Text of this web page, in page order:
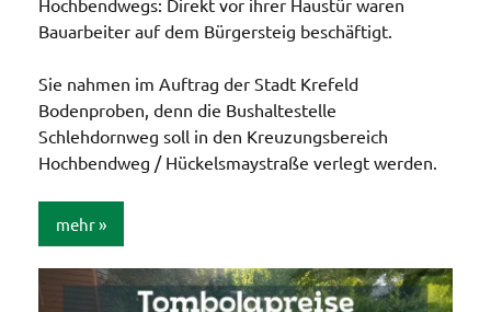
Hochbendwegs: Direkt vor ihrer Haustür waren
Bauarbeiter auf dem Bürgersteig beschäftigt.
Sie nahmen im Auftrag der Stadt Krefeld
Bodenproben, denn die Bushaltestelle
Schlehdornweg soll in den Kreuzungsbereich
Hochbendweg / Hückelsmaystraße verlegt werden.
mehr
Allgemein